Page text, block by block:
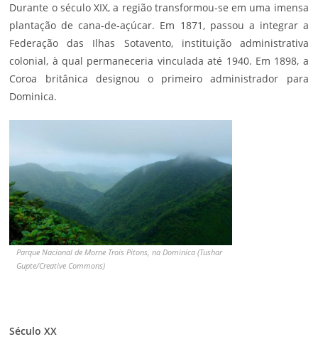
Durante o século XIX, a região transformou-se em uma imensa
plantação de cana-de-açúcar. Em 1871, passou a integrar a
Federação das Ilhas Sotavento, instituição administrativa
colonial, à qual permaneceria vinculada até 1940. Em 1898, a
Coroa britânica designou o primeiro administrador para
Dominica.
Parque Nacional de Morne Trois Pitons, na Dominica (Tushar
Gupte/Creative Commons)
Século XX